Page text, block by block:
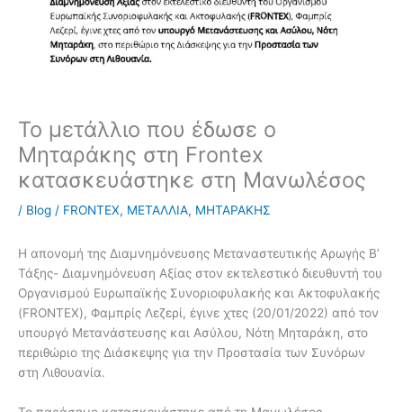
Το μετάλλιο που έδωσε ο
Μηταράκης στη Frontex
κατασκευάστηκε στη Μανωλέσος
/ Blog / FRONTEX, ΜΕΤΑΛΛΙΑ, ΜΗΤΑΡΑΚΗΣ
Η απονομή της Διαμνημόνευσης Μεταναστευτικής Αρωγής Β’
Τάξης- Διαμνημόνευση Αξίας στον εκτελεστικό διευθυντή του
Οργανισμού Ευρωπαϊκής Συνοριοφυλακής και Ακτοφυλακής
(FRONTEX), Φαμπρίς Λεζερί, έγινε χτες (20/01/2022) από τον
υπουργό Μετανάστευσης και Ασύλου, Νότη Μηταράκη, στο
περιθώριο της Διάσκεψης για την Προστασία των Συνόρων
στη Λιθουανία.